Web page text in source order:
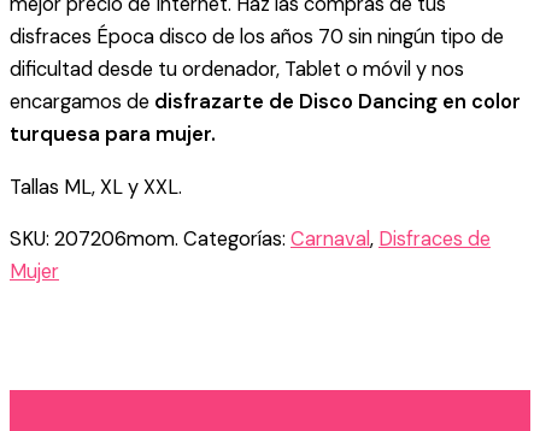
disfraces Época disco de los años 70 sin ningún tipo de
dificultad desde tu ordenador, Tablet o móvil y nos
encargamos de disfrazarte de Disco Dancing en color
turquesa para mujer.
Tallas ML, XL y XXL.
SKU: 207206mom. Categorías: Carnaval, Disfraces de
Mujer